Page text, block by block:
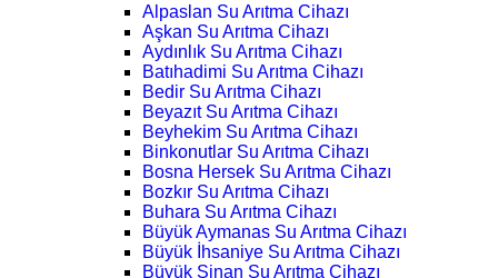
Alpaslan Su Arıtma Cihazı
Aşkan Su Arıtma Cihazı
Aydınlık Su Arıtma Cihazı
Batıhadimi Su Arıtma Cihazı
Bedir Su Arıtma Cihazı
Beyazıt Su Arıtma Cihazı
Beyhekim Su Arıtma Cihazı
Binkonutlar Su Arıtma Cihazı
Bosna Hersek Su Arıtma Cihazı
Bozkır Su Arıtma Cihazı
Buhara Su Arıtma Cihazı
Büyük Aymanas Su Arıtma Cihazı
Büyük İhsaniye Su Arıtma Cihazı
Büyük Sinan Su Arıtma Cihazı